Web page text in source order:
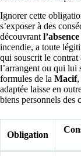
Ignorer cette
s’exposer à des
découvrant
incendie, a toute
qui souscrit le
l’arrangent ou qui lui
formules de la Macif,
adaptée laisse en
biens personnels des
Obligation